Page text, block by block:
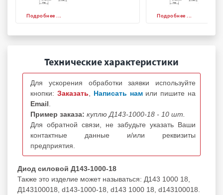
Подробнее ... Подробнее ...
Технические характеристики
Для ускорения обработки заявки используйте
кнопки: Заказать Написать нам или пишите на
Email
Пример заказа: куплю Д143-1000-18 - 10 шт.
Для обратной связи, не забудьте указать Ваши
контактные данные и/или реквизиты
предприятия.
Диод силовой Д143-1000-18
Также это изделие может называться: Д143 1000 18,
Д143100018, d143-1000-18, d143 1000 18, d143100018.